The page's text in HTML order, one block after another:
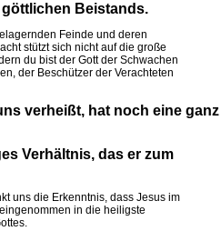
Beistands.
Feinde und deren
stützt sich nicht auf die große
du bist der Gott der Schwachen
der Beschützer der Verachteten
verheißt, hat noch eine ganz
Verhältnis, das er zum
uns die Erkenntnis, dass Jesus im
in die heiligste